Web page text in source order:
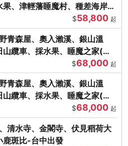
、津輕藩睡魔村、種差海岸
$58,800 起
青森屋、奧入瀨溪、銀山溫
纜車、採水果、睡魔之家(不
$68,000 起
青森屋、奧入瀨溪、銀山溫
纜車、採水果、睡魔之家(不
$68,000 起
清水寺、金閣寺、伏見稻荷大
鹿斑比-台中出發